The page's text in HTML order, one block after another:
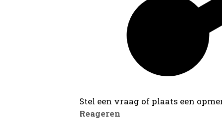
Stel een vraag of plaats een
Reageren